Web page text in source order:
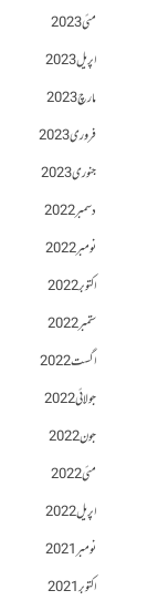
مئی 2023
اپریل 2023
مارچ 2023
فروری 2023
جنوری 2023
دسمبر 2022
نومبر 2022
اکتوبر 2022
ستمبر 2022
اگست 2022
جولائی 2022
جون 2022
مئی 2022
اپریل 2022
نومبر 2021
اکتوبر 2021